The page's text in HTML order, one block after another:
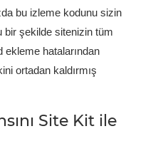
bu izleme kodunu sizin
bir şekilde sitenizin tüm
ekleme hatalarından
ortadan kaldırmış
Site Kit ile